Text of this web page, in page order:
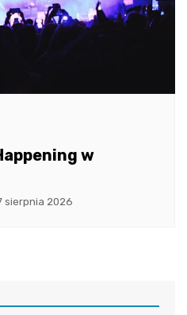
w
sierpnia 2026